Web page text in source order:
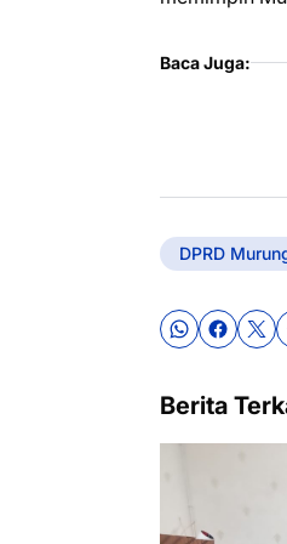
Baca Juga:
DPRD
Berita